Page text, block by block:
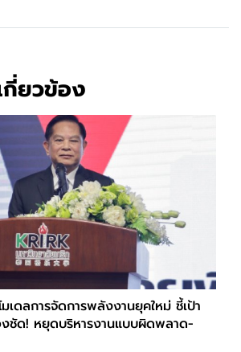
กี่ยวข้อง
มเดลการจัดการพลังงานยุคใหม่ ชี้เป้า
ชัด! หยุดบริหารงานแบบผิดพลาด-